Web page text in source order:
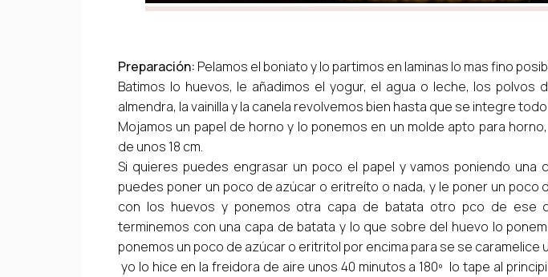
Preparación: Pelamos el boniato y lo partimos en laminas lo mas fino
Batimos lo huevos, le añadimos el yogur, el agua o leche, los polvos
almendra, la vainilla y la canela revolvemos bien hasta que se integre
Mojamos un papel de horno y lo ponemos en un molde apto para
de unos 18 cm.
Si quieres puedes engrasar un poco el papel y vamos poniendo una
puedes poner un poco de azúcar o eritreíto o nada, y le poner un poco
con los huevos y ponemos otra capa de batata otro pco de ese
terminemos con una capa de batata y lo que sobre del huevo lo
ponemos un poco de azúcar o eritritol por encima para se se caramelice
yo lo hice en la freidora de aire unos 40 minutos a 180º lo tape al